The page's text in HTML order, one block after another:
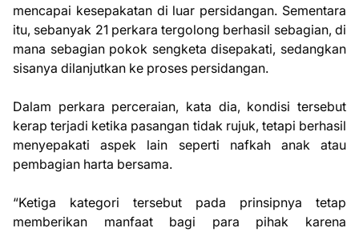
mencapai kesepakatan di luar persidangan. Sementara
itu, sebanyak 21 perkara tergolong berhasil sebagian, di
mana sebagian pokok sengketa disepakati, sedangkan
sisanya dilanjutkan ke proses persidangan.
Dalam perkara perceraian, kata dia, kondisi tersebut
kerap terjadi ketika pasangan tidak rujuk, tetapi berhasil
menyepakati aspek lain seperti nafkah anak atau
pembagian harta bersama.
“Ketiga kategori tersebut pada prinsipnya tetap
memberikan manfaat bagi para pihak karena